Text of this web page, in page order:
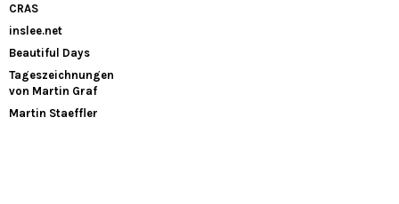
CRAS
inslee.net
Beautiful Days
Tageszeichnungen
von Martin Graf
Martin Staeffler